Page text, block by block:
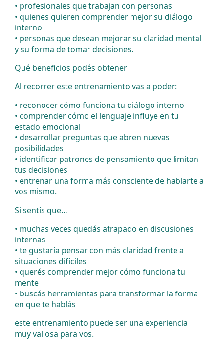
•⁠ ⁠profesionales que trabajan con personas
•⁠ ⁠quienes quieren comprender mejor su diálogo
interno
•⁠ ⁠personas que desean mejorar su claridad mental
y su forma de tomar decisiones.
Qué beneficios podés obtener
Al recorrer este entrenamiento vas a poder:
•⁠ ⁠reconocer cómo funciona tu diálogo interno
•⁠ ⁠comprender cómo el lenguaje influye en tu
estado emocional
•⁠ ⁠desarrollar preguntas que abren nuevas
posibilidades
•⁠ ⁠identificar patrones de pensamiento que limitan
tus decisiones
•⁠ ⁠entrenar una forma más consciente de hablarte a
vos mismo.
Si sentís que…
•⁠ ⁠muchas veces quedás atrapado en discusiones
internas
•⁠ ⁠te gustaría pensar con más claridad frente a
situaciones difíciles
•⁠ ⁠querés comprender mejor cómo funciona tu
mente
•⁠ ⁠buscás herramientas para transformar la forma
en que te hablás
este entrenamiento puede ser una experiencia
muy valiosa para vos.